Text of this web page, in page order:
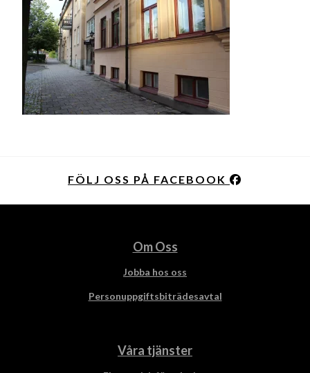
FÖLJ OSS PÅ FACEBOOK
Om Oss
Jobba hos oss
Personuppgiftsbiträdesavtal
Våra tjänster